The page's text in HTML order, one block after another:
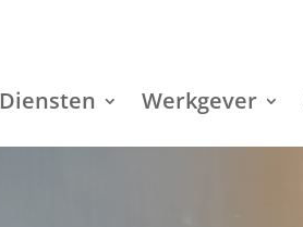
Diensten Werkgever